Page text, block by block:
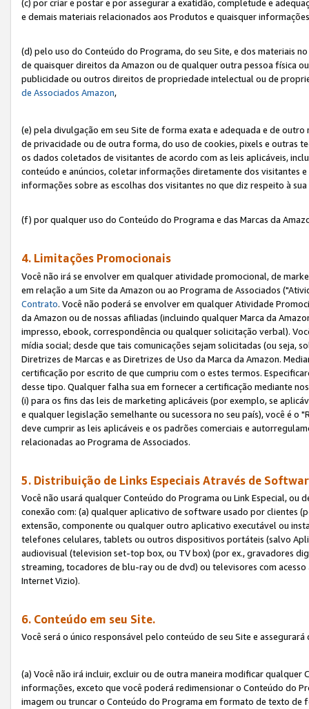
(c) por criar e postar e por assegurar a exatidão, completude e
e demais materiais relacionados aos Produtos e quaisquer
(d) pelo uso do Conteúdo do Programa, do seu Site, e dos materiais
de quaisquer direitos da Amazon ou de qualquer outra pessoa física
publicidade ou outros direitos de propriedade intelectual ou de
de Associados Amazon,
(e) pela divulgação em seu Site de forma exata e adequada e de
de privacidade ou de outra forma, do uso de cookies, pixels e outras
os dados coletados de visitantes de acordo com as leis aplicáveis,
conteúdo e anúncios, coletar informações diretamente dos visitantes
informações sobre as escolhas dos visitantes no que diz respeito à
(f) por qualquer uso do Conteúdo do Programa e das Marcas da
4. Limitações Promocionais
Você não irá se envolver em qualquer atividade promocional, de
em relação a um Site da Amazon ou ao Programa de Associados
Contrato. Você não poderá se envolver em qualquer Atividade
da Amazon ou de nossas afiliadas (incluindo qualquer Marca da
impresso, ebook, correspondência ou qualquer solicitação verbal).
mídia social; desde que tais comunicações sejam solicitadas (ou seja,
Diretrizes de Marcas e as Diretrizes de Uso da Marca da Amazon.
certificação por escrito de que cumpriu com o estes termos.
desse tipo. Qualquer falha sua em fornecer a certificação mediante
(i) para os fins das leis de marketing aplicáveis (por exemplo, se
e qualquer legislação semelhante ou sucessora no seu país), você é o
deve cumprir as leis aplicáveis e os padrões comerciais e
relacionadas ao Programa de Associados.
5. Distribuição de Links Especiais Através de
Você não usará qualquer Conteúdo do Programa ou Link Especial,
conexão com: (a) qualquer aplicativo de software usado por clientes
extensão, componente ou qualquer outro aplicativo executável ou
telefones celulares, tablets ou outros dispositivos portáteis (salvo
audiovisual (television set-top box, ou TV box) (por ex., gravadores
streaming, tocadores de blu-ray ou de dvd) ou televisores com
Internet Vizio).
6. Conteúdo em seu Site.
Você será o único responsável pelo conteúdo de seu Site e assegurará
(a) Você não irá incluir, excluir ou de outra maneira modificar
informações, exceto que você poderá redimensionar o Conteúdo do
imagem ou truncar o Conteúdo do Programa em formato de texto